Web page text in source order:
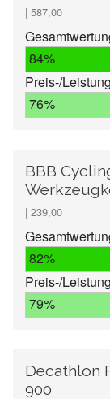
| 587,00
84%
Preis-/Leistung
76%
BBB
| 239,00
82%
Preis-/Leistung
79%
Decathlon
900